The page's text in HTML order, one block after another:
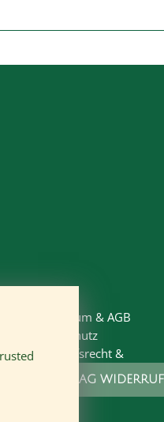
Impressum & AGB
Datenschutz
Widerrufsrecht &
VERTRAG